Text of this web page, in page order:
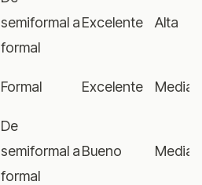
semiformal a
formal
Excelente Alta
Formal Excelente Media
De
semiformal a
formal
Bueno Media